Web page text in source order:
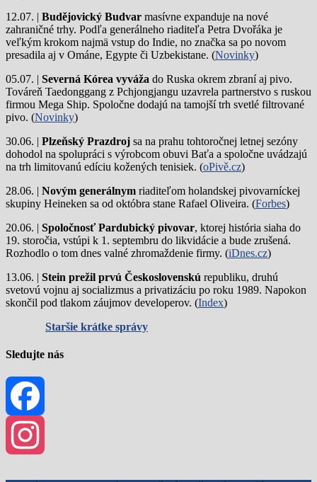
12.07. | Budějovický Budvar masívne expanduje na nové
zahraničné trhy. Podľa generálneho riaditeľa Petra Dvořáka je
veľkým krokom najmä vstup do Indie, no značka sa po novom
presadila aj v Ománe, Egypte či Uzbekistane. (Novinky)
05.07. | Severná Kórea vyváža do Ruska okrem zbraní aj pivo.
Továreň Taedonggang z Pchjongjangu uzavrela partnerstvo s ruskou
firmou Mega Ship. Spoločne dodajú na tamojší trh svetlé filtrované
pivo. (Novinky)
30.06. | Plzeňský Prazdroj sa na prahu tohtoročnej letnej sezóny
dohodol na spolupráci s výrobcom obuvi Baťa a spoločne uvádzajú
na trh limitovanú edíciu kožených tenisiek. (oPivě.cz)
28.06. | Novým generálnym riaditeľom holandskej pivovarníckej
skupiny Heineken sa od októbra stane Rafael Oliveira. (Forbes)
20.06. | Spoločnosť Pardubický pivovar, ktorej história siaha do
19. storočia, vstúpi k 1. septembru do likvidácie a bude zrušená.
Rozhodlo o tom dnes valné zhromaždenie firmy. (iDnes.cz)
13.06. | Stein prežil prvú Československú republiku, druhú
svetovú vojnu aj socializmus a privatizáciu po roku 1989. Napokon
skončil pod tlakom záujmov developerov. (Index)
Staršie krátke správy
Sledujte nás
Facebook